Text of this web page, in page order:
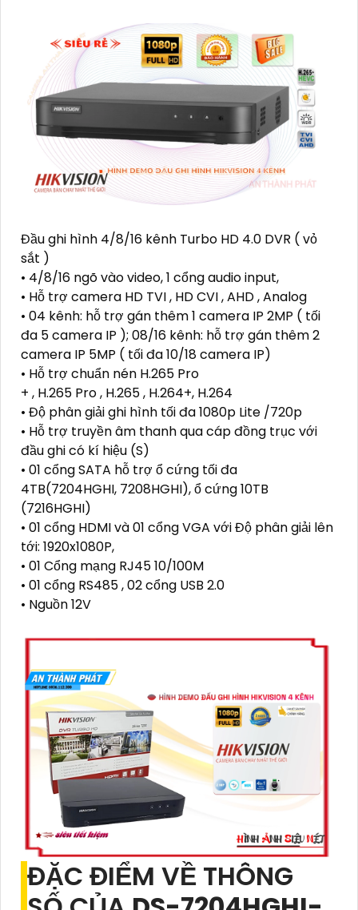
Đầu ghi hình 4/8/16 kênh Turbo HD 4.0 DVR ( vỏ
sắt )
• 4/8/16 ngõ vào video, 1 cổng audio input,
• Hỗ trợ camera HD TVI , HD CVI , AHD , Analog
• 04 kênh: hỗ trợ gán thêm 1 camera IP 2MP ( tối
đa 5 camera IP ); 08/16 kênh: hỗ trợ gán thêm 2
camera IP 5MP ( tối đa 10/18 camera IP)
• Hỗ trợ chuẩn nén H.265 Pro
+ , H.265 Pro , H.265 , H.264+, H.264
• Độ phân giải ghi hình tối đa 1080p Lite /720p
• Hỗ trợ truyền âm thanh qua cáp đồng trục với
đầu ghi có kí hiệu (S)
• 01 cổng SATA hỗ trợ ổ cứng tối đa
4TB(7204HGHI, 7208HGHI), ổ cứng 10TB
(7216HGHI)
• 01 cổng HDMI và 01 cổng VGA với Độ phân giải lên
tới: 1920x1080P,
• 01 Cổng mạng RJ45 10/100M
• 01 cổng RS485 , 02 cổng USB 2.0
• Nguồn 12V
ĐẶC ĐIỂM VỀ THÔNG